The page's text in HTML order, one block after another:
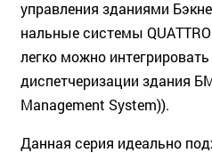
управления зданиями
нальные системы
легко можно
диспетчеризации здания
Management System)).
Данная серия идеально